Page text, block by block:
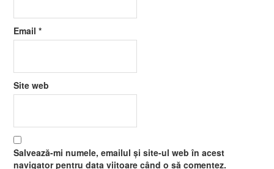
Email*
Site web
Salvează-mi numele, emailul și site-ul web în acest
navigator pentru data viitoare când o să comentez.